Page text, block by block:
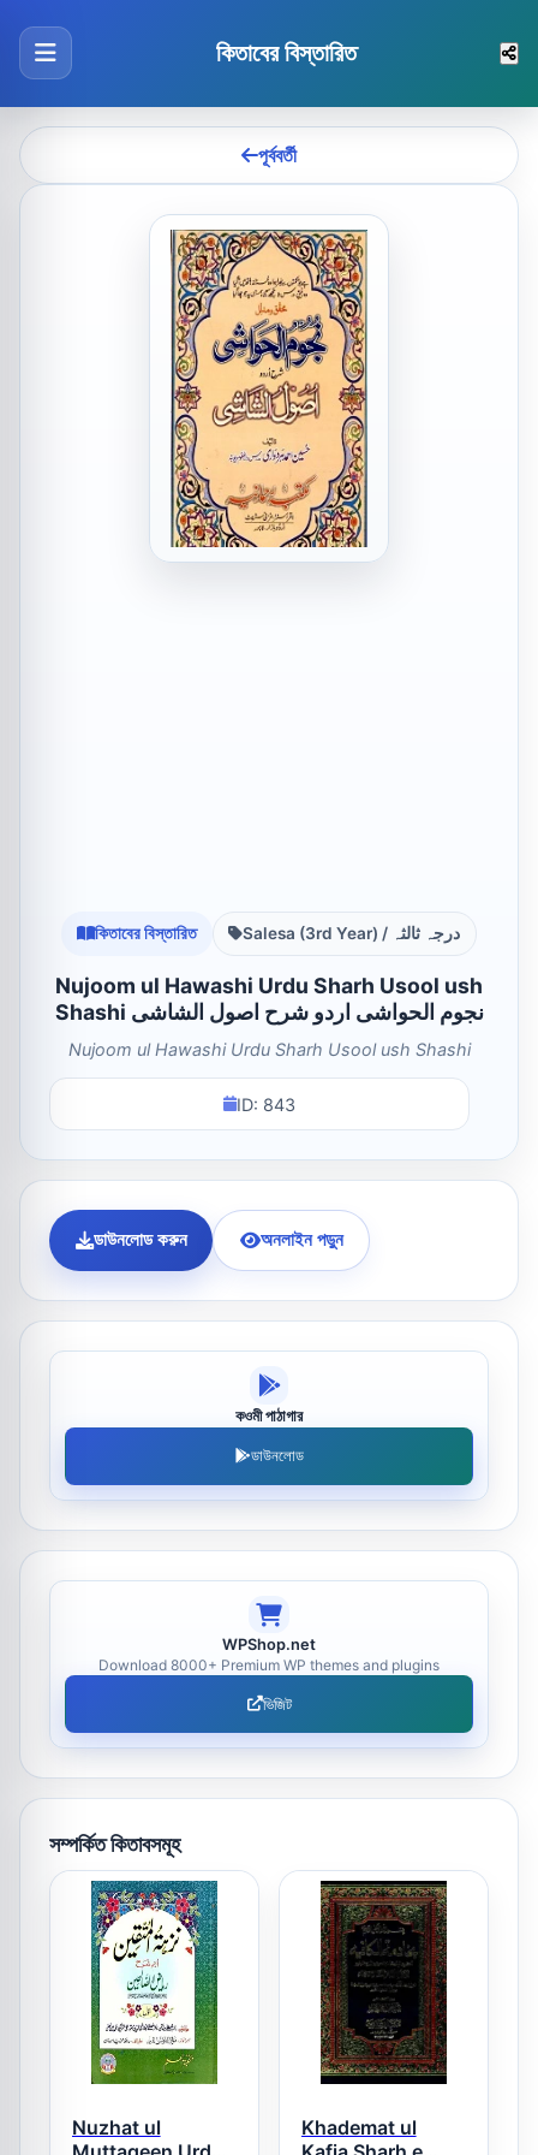
কিতাবের বিস্তারিত
পূর্ববর্তী
কিতাবের বিস্তারিত Salesa (3rd Year) / درجہ ثالثہ
Nujoom ul Hawashi Urdu Sharh Usool ush
Shashi نجوم الحواشی اردو شرح اصول الشاشی
Nujoom ul Hawashi Urdu Sharh Usool ush Shashi
ID: 843
ডাউনলোড করুন অনলাইন পড়ুন
কওমী পাঠাগার
ডাউনলোড
WPShop.net
Download 8000+ Premium WP themes and plugins
ভিজিট
সম্পর্কিত কিতাবসমূহ
Nuzhat ul
Khademat ul